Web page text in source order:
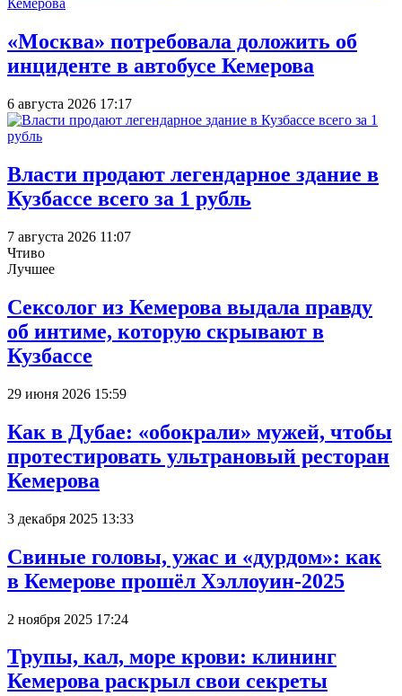
«Москва» потребовала доложить об
инциденте в автобусе Кемерова
6 августа 2026 17:17
Власти продают легендарное здание в
Кузбассе всего за 1 рубль
7 августа 2026 11:07
Чтиво
Лучшее
Сексолог из Кемерова выдала правду
об интиме, которую скрывают в
Кузбассе
29 июня 2026 15:59
Как в Дубае: «обокрали» мужей, чтобы
протестировать ультрановый ресторан
Кемерова
3 декабря 2025 13:33
Свиные головы, ужас и «дурдом»: как
в Кемерове прошёл Хэллоуин-2025
2 ноября 2025 17:24
Трупы, кал, море крови: клининг
Кемерова раскрыл свои секреты